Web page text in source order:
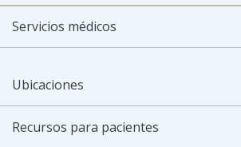
Servicios médicos
Ubicaciones
Recursos para pacientes